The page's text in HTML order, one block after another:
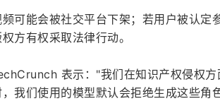
可能会被社交平台下架；若用户被认定
方有权采取法律行动。
表示："我们在知识产权侵权方
我们使用的模型默认会拒绝生成这些角